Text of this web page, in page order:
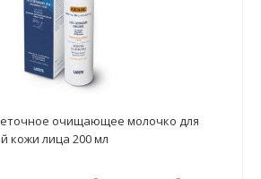
очищающее молочко для
кожи лица 200 мл